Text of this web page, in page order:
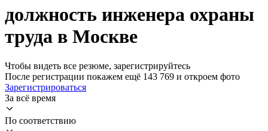
должность инженера охраны
труда в Москве
Чтобы видеть все резюме, зарегистрируйтесь
После регистрации покажем ещё 143 769 и откроем фото
Зарегистрироваться
За всё время
По соответствию